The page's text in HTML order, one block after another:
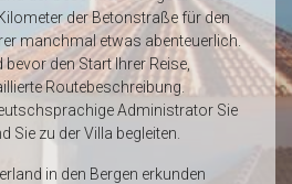
der Betonstraße für den
manchmal etwas abenteuerlich.
den Start Ihrer Reise,
Routebeschreibung.
Administrator Sie
Sie zu der Villa begleiten.
in den Bergen erkunden